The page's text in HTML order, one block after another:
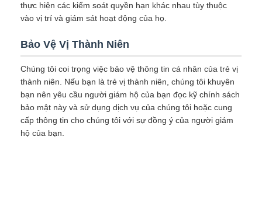
thực hiện các kiểm soát quyền hạn khác nhau tùy thuộc
vào vị trí và giám sát hoạt động của họ.
Bảo Vệ Vị Thành Niên
Chúng tôi coi trọng việc bảo vệ thông tin cá nhân của trẻ vị
thành niên. Nếu bạn là trẻ vị thành niên, chúng tôi khuyên
bạn nên yêu cầu người giám hộ của bạn đọc kỹ chính sách
bảo mật này và sử dụng dịch vụ của chúng tôi hoặc cung
cấp thông tin cho chúng tôi với sự đồng ý của người giám
hộ của bạn.